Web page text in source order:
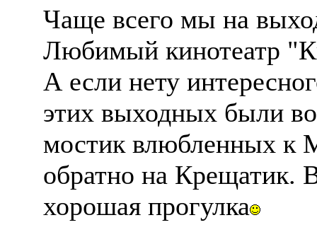
Чаще всего мы на
Любимый кинотеатр
А если нету
этих выходных были
мостик влюбленных к
обратно на Крещатик.
хорошая прогулка